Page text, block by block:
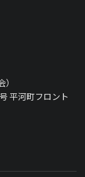
平河町フロント